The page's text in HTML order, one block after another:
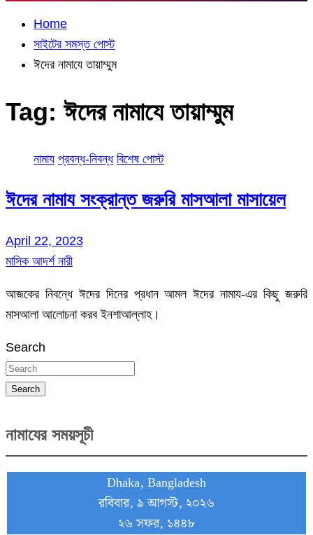
Home
সাইটের সমস্ত পোস্ট
ঈদের নামাযে তায়াম্মুম
Tag: ঈদের নামাযে তায়াম্মুম
নামায প্রবন্ধ-নিবন্ধ বিশেষ পোস্ট
ঈদের নামায সংক্রান্ত জরুরি মাসআলা মাসায়েল
April 22, 2023
মাসিক আদর্শ নারী
আজকের নিবন্ধে ঈদের দিনের প্রধান আমল ঈদের নামায-এর কিছু জরুরি
মাসআলা আলোচনা করব ইনশাআল্লাহ।
Search
Search
নামাযের সময়সূচী
Dhaka, Bangladesh
রবিবার, ৯ আগস্ট, ২০২৬
২৬ সফর, ১৪৪৮